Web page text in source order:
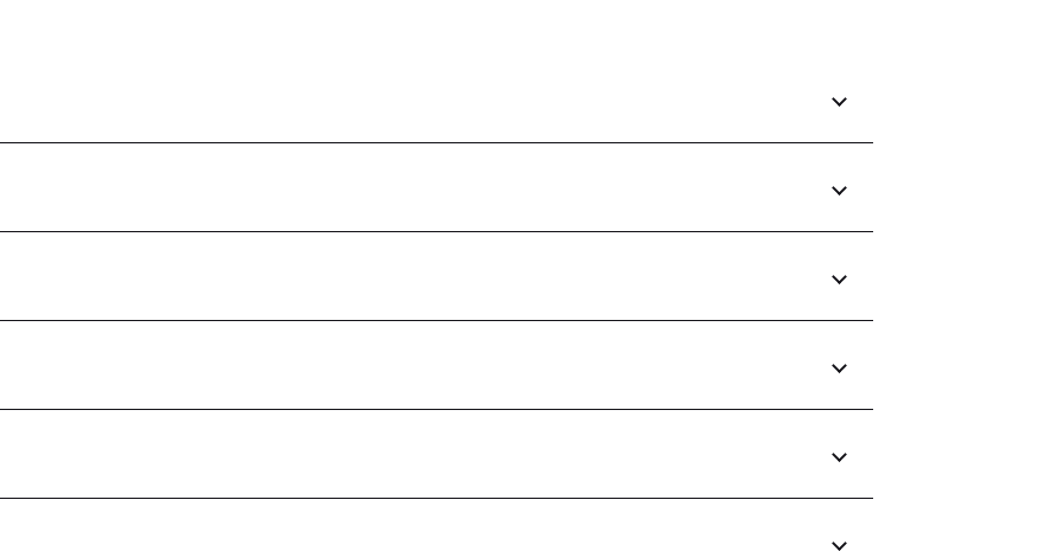
Salzburg Wien
Tartu maakond